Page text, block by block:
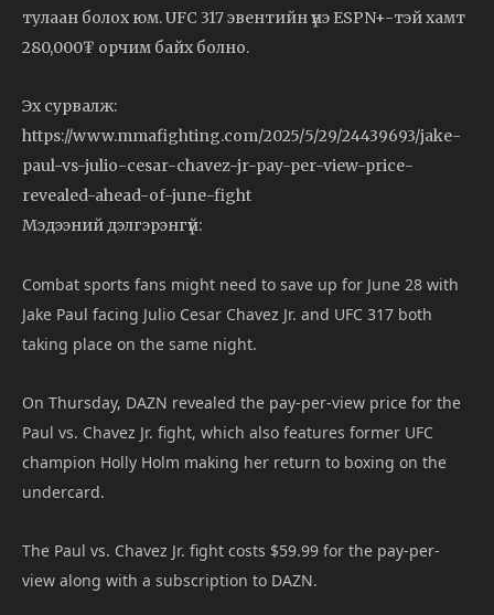
тулаан болох юм. UFC 317 эвентийн үнэ ESPN+-тэй хамт
280,000₮ орчим байх болно.
Эх сурвалж:
https://www.mmafighting.com/2025/5/29/24439693/jake-
paul-vs-julio-cesar-chavez-jr-pay-per-view-price-
revealed-ahead-of-june-fight
Мэдээний дэлгэрэнгүй:
Combat sports fans might need to save up for June 28 with
Jake Paul facing Julio Cesar Chavez Jr. and UFC 317 both
taking place on the same night.
On Thursday, DAZN revealed the pay-per-view price for the
Paul vs. Chavez Jr. fight, which also features former UFC
champion Holly Holm making her return to boxing on the
undercard.
The Paul vs. Chavez Jr. fight costs $59.99 for the pay-per-
view along with a subscription to DAZN.